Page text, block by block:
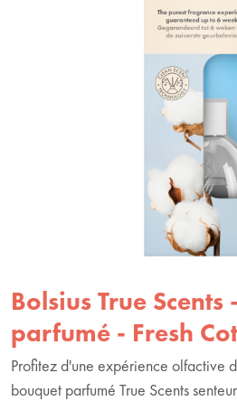
Bolsius True
parfumé - Fresh
Profitez d'une expérience olfactive
bouquet parfumé True Scents